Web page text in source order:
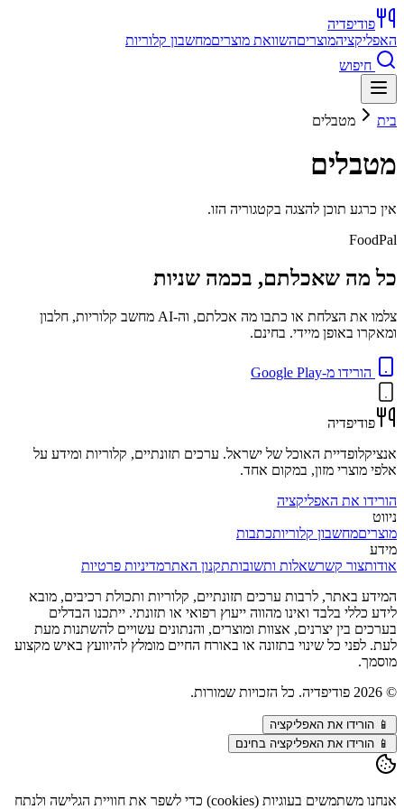
פודיפדיה
האפליקציהמוצריםהשוואת מוצריםמחשבון קלוריות
חיפוש
בית מטבלים
מטבלים
אין כרגע תוכן להצגה בקטגוריה הזו.
FoodPal
כל מה שאכלתם, בכמה שניות
צלמו את הצלחת או כתבו מה אכלתם, וה-AI מחשב קלוריות, חלבון
ומאקרו באופן מיידי. בחינם.
הורידו מ-Google Play
פודיפדיה
אנציקלופדיית האוכל של ישראל. ערכים תזונתיים, קלוריות ומידע על
אלפי מוצרי מזון, במקום אחד.
הורידו את האפליקציה
ניווט
מוצריםמחשבון קלוריותכתבות
מידע
אודותצור קשרשאלות ותשובותתקנון האתרמדיניות פרטיות
המידע באתר, לרבות ערכים תזונתיים, קלוריות ותכולת רכיבים, מובא
לידע כללי בלבד ואינו מהווה ייעוץ רפואי או תזונתי. ייתכנו הבדלים
בערכים בין יצרנים, אצוות ומוצרים, והנתונים עשויים להשתנות מעת
לעת. לפני כל שינוי בתזונה או באורח החיים מומלץ להיוועץ באיש מקצוע
מוסמך.
©
2026 פודיפדיה. כל הזכויות שמורות.
📱 הורידו את האפליקציה
📱 הורידו את האפליקציה בחינם
אנחנו משתמשים בעוגיות (cookies) כדי לשפר את חוויית הגלישה ולנתח